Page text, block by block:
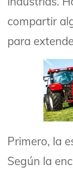
compartir
para
Primero, la
Según la